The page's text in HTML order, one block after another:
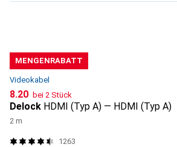
MENGENRABATT
Videokabel
CHF
8.20 bei 2 Stück
Delock HDMI (Typ A) — HDMI (Typ A)
2 m
1263